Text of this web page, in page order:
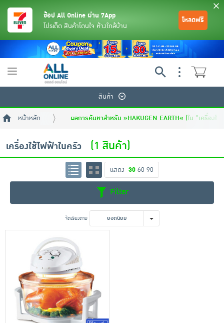
เครื่องปรุงรสและของแห้ง
ขนมขบเคี้ยว และช็อคโกแลต
อาหารสด ผัก ผลไม้และเบเกอรี่
ช้อป All Online ผ่าน 7App
โปรเด็ด สินค้าโดนใจ ห้างใกล้บ้าน
โหลดฟรี
Toggle
สินค้า
หน้าหลัก ผลการค้นหาสำหรับ »HAKUGEN EARTH« (ใน "เครื่องใช้
เครื่องใช้ไฟฟ้าในครัว (1 สินค้า)
แสดง 30 60 90
Filter
จัดเรียงตาม ยอดนิยม